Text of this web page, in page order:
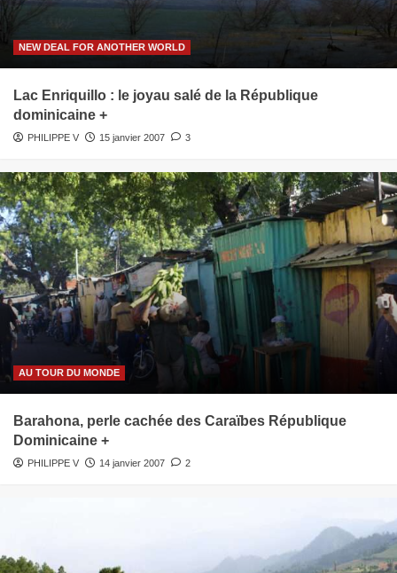
NEW DEAL FOR ANOTHER WORLD
Lac Enriquillo : le joyau salé de la République
dominicaine +
PHILIPPE V 15 janvier 2007 3
AU TOUR DU MONDE
Barahona, perle cachée des Caraïbes République
Dominicaine +
PHILIPPE V 14 janvier 2007 2